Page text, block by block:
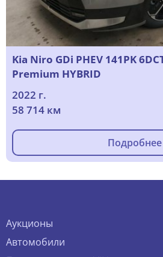
Kia Niro GDi PHEV 141PK
Premium HYBRID
2022 г.
58 714 км
Подробнее
Аукционы
Автомобили